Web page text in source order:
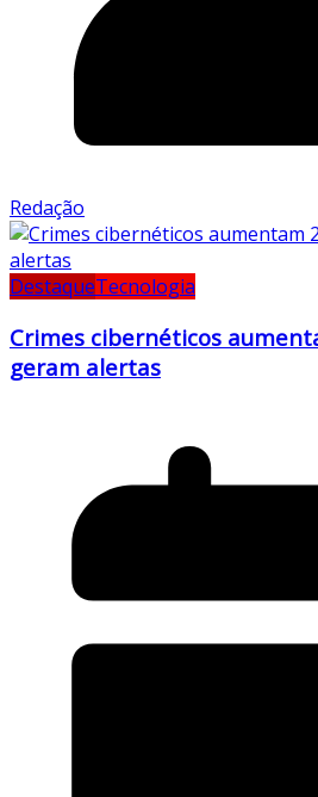
Redação
DestaqueTecnologia
Crimes cibernéticos
geram alertas